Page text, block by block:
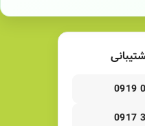
0919
0917